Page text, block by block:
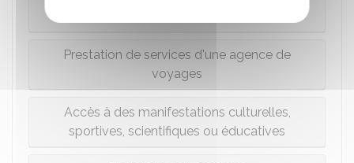
Prestation de services d'une agence de
voyages
Accès à des manifestations culturelles,
sportives, scientifiques ou éducatives